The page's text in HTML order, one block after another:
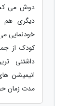
دوش می
دیگری هم
خودنمایی
کودک از
داشتنی
انیمیشن
مدت زمان